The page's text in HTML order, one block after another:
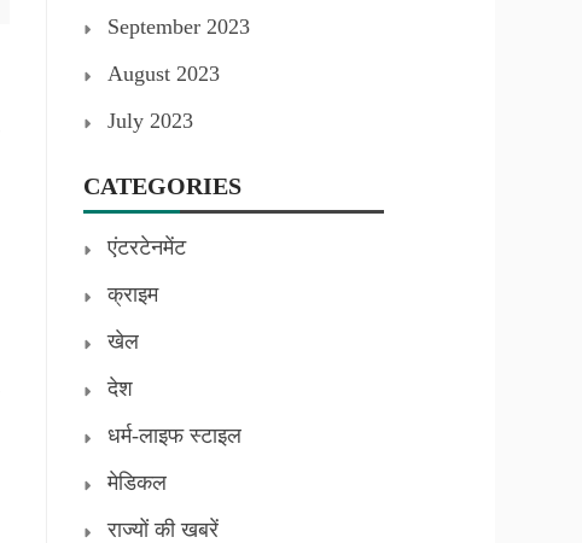
September 2023
August 2023
July 2023
CATEGORIES
एंटरटेनमेंट
क्राइम
खेल
देश
धर्म-लाइफ स्टाइल
मेडिकल
राज्यों की खबरें